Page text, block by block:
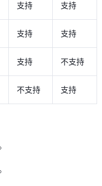
支持 支持
支持 支持
支持 不支持
不支持 支持